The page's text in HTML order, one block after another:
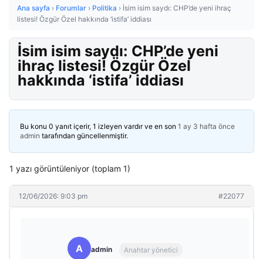
Ana sayfa › Forumlar › Politika › İsim isim saydı: CHP’de yeni ihraç
listesi! Özgür Özel hakkında ‘istifa’ iddiası
İsim isim saydı: CHP’de yeni
ihraç listesi! Özgür Özel
hakkında ‘istifa’ iddiası
Bu konu 0 yanıt içerir, 1 izleyen vardır ve en son 1 ay 3 hafta önce
admin tarafından güncellenmiştir.
1 yazı görüntüleniyor (toplam 1)
12/06/2026: 9:03 pm #22077
A admin Anahtar yönetici